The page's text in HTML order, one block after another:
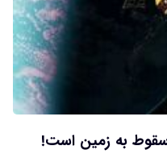
به زمین است!